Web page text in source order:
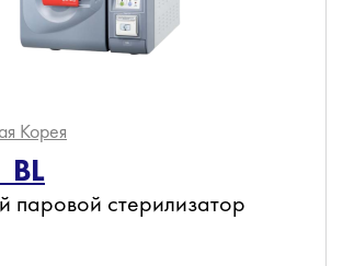
Корея
BL
паровой стерилизатор